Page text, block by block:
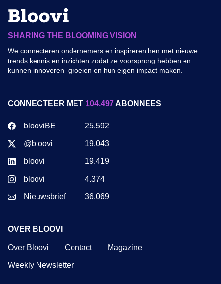
SHARING THE BLOOMING VISION
We connecteren ondernemers en inspireren hen met nieuwe
trends kennis en inzichten zodat ze voorsprong hebben en
kunnen innoveren groeien en hun eigen impact maken.
CONNECTEER MET 104.497ABONNEES
blooviBE 25.592
@bloovi 19.043
bloovi 19.419
bloovi 4.374
Nieuwsbrief 36.069
OVER BLOOVI
Over Bloovi Contact Magazine
Weekly Newsletter